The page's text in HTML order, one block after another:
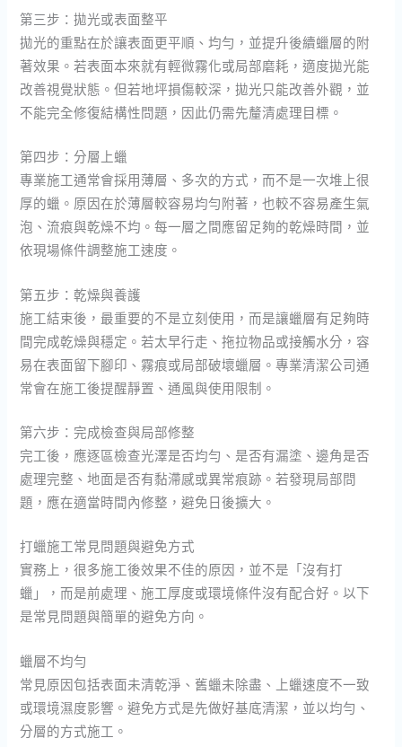
第三步：拋光或表面整平
拋光的重點在於讓表面更平順、均勻，並提升後續蠟層的附
著效果。若表面本來就有輕微霧化或局部磨耗，適度拋光能
改善視覺狀態。但若地坪損傷較深，拋光只能改善外觀，並
不能完全修復結構性問題，因此仍需先釐清處理目標。
第四步：分層上蠟
專業施工通常會採用薄層、多次的方式，而不是一次堆上很
厚的蠟。原因在於薄層較容易均勻附著，也較不容易產生氣
泡、流痕與乾燥不均。每一層之間應留足夠的乾燥時間，並
依現場條件調整施工速度。
第五步：乾燥與養護
施工結束後，最重要的不是立刻使用，而是讓蠟層有足夠時
間完成乾燥與穩定。若太早行走、拖拉物品或接觸水分，容
易在表面留下腳印、霧痕或局部破壞蠟層。專業清潔公司通
常會在施工後提醒靜置、通風與使用限制。
第六步：完成檢查與局部修整
完工後，應逐區檢查光澤是否均勻、是否有漏塗、邊角是否
處理完整、地面是否有黏滯感或異常痕跡。若發現局部問
題，應在適當時間內修整，避免日後擴大。
打蠟施工常見問題與避免方式
實務上，很多施工後效果不佳的原因，並不是「沒有打
蠟」，而是前處理、施工厚度或環境條件沒有配合好。以下
是常見問題與簡單的避免方向。
蠟層不均勻
常見原因包括表面未清乾淨、舊蠟未除盡、上蠟速度不一致
或環境濕度影響。避免方式是先做好基底清潔，並以均勻、
分層的方式施工。